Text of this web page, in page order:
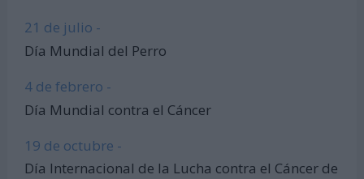
21 de julio -
Día Mundial del Perro
4 de febrero -
Día Mundial contra el Cáncer
19 de octubre -
Día Internacional de la Lucha contra el Cáncer de